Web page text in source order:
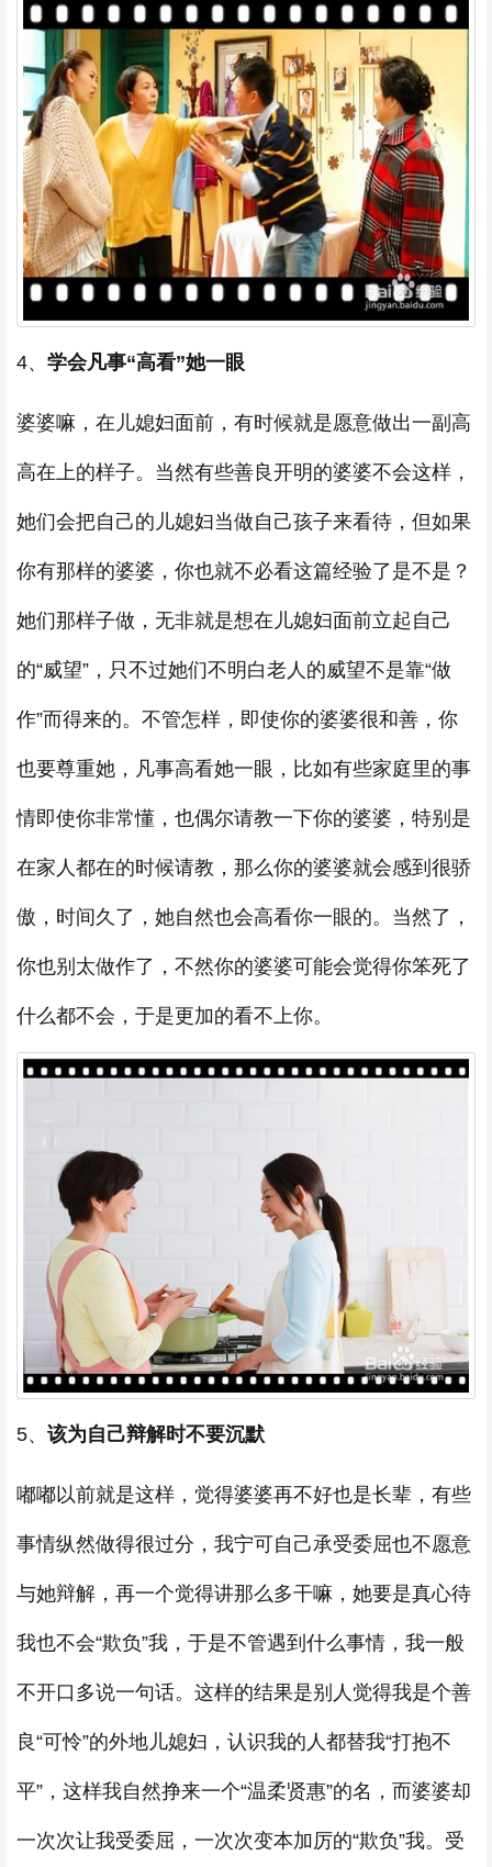
4、 学会凡事“高看”她一眼
婆婆嘛，在儿媳妇面前，有时候就是愿意做出一副高
高在上的样子。当然有些善良开明的婆婆不会这样，
她们会把自己的儿媳妇当做自己孩子来看待，但如果
你有那样的婆婆，你也就不必看这篇经验了是不是？
她们那样子做，无非就是想在儿媳妇面前立起自己
的“威望”，只不过她们不明白老人的威望不是靠“做
作”而得来的。不管怎样，即使你的婆婆很和善，你
也要尊重她，凡事高看她一眼，比如有些家庭里的事
情即使你非常懂，也偶尔请教一下你的婆婆，特别是
在家人都在的时候请教，那么你的婆婆就会感到很骄
傲，时间久了，她自然也会高看你一眼的。当然了，
你也别太做作了，不然你的婆婆可能会觉得你笨死了
什么都不会，于是更加的看不上你。
5、 该为自己辩解时不要沉默
嘟嘟以前就是这样，觉得婆婆再不好也是长辈，有些
事情纵然做得很过分，我宁可自己承受委屈也不愿意
与她辩解，再一个觉得讲那么多干嘛，她要是真心待
我也不会“欺负”我，于是不管遇到什么事情，我一般
不开口多说一句话。这样的结果是别人觉得我是个善
良“可怜”的外地儿媳妇，认识我的人都替我“打抱不
平”，这样我自然挣来一个“温柔贤惠”的名，而婆婆却
一次次让我受委屈，一次次变本加厉的“欺负”我。受